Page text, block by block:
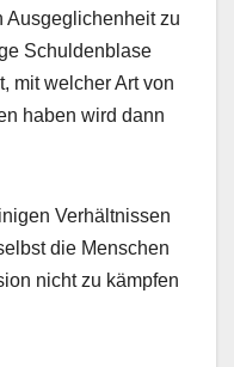
Ausgeglichenheit zu
Schuldenblase
mit welcher Art von
haben wird dann
Verhältnissen
die Menschen
nicht zu kämpfen